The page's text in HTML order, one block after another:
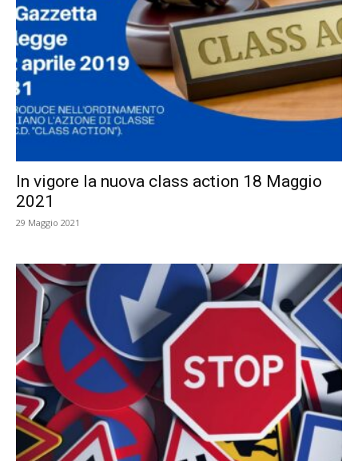
In vigore la nuova class action 18 Maggio
2021
29 Maggio 2021